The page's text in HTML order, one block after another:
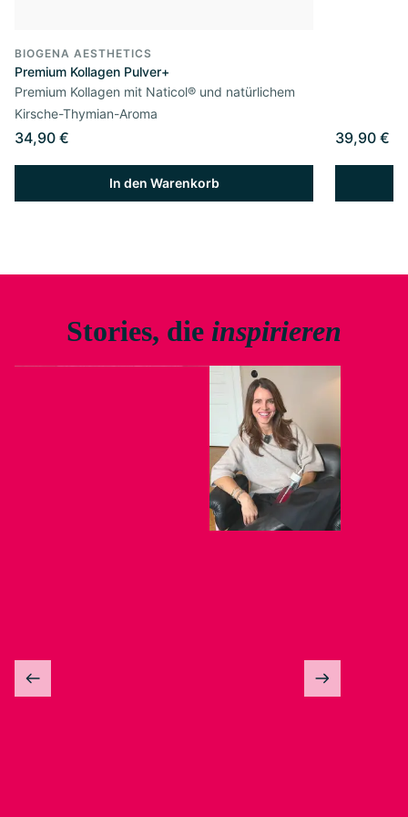
BIOGENA AESTHETICS
Premium Kollagen Pulver+
Premium Kollagen mit Naticol® und natürlichem
Kirsche-Thymian-Aroma
34,90 €
In den Warenkorb
39,90 €
Stories, die inspirieren